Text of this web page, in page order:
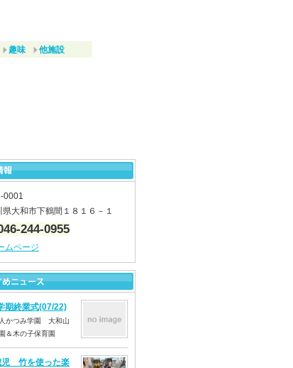
趣味 他施設
0001
県大和市下鶴間１８１６－１
244-0955
ムページ
期終業式(07/22)
かつみ学園 大和山
＆木の子保育園
児 竹を使った楽